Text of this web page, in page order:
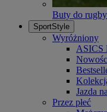
Buty do rugby
SportStyle
Wyróżniony
ASICS
Jazda
Przez płeć